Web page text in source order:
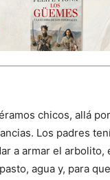
chicos, allá
Los padres
a armar el
agua y, para